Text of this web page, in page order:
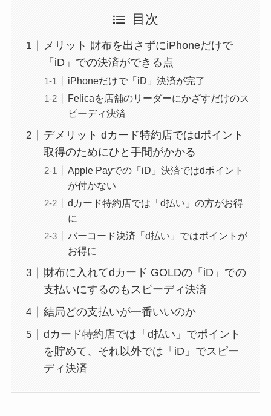
目次
メリット 財布を出さずにiPhoneだけで
「iD」での決済ができる点
iPhoneだけで「iD」決済が完了
Felicaを店舗のリーダーにかざすだけのス
ピーディ決済
デメリット dカード特約店ではdポイント
取得のためにひと手間がかかる
Apple Payでの「iD」決済ではdポイント
が付かない
dカード特約店では「d払い」の方がお得
に
バーコード決済「d払い」ではポイントが
お得に
財布に入れてdカード GOLDの「iD」での
支払いにするのもスピーディ決済
結局どの支払いが一番いいのか
dカード特約店では「d払い」でポイント
を貯めて、それ以外では「iD」でスピー
ディ決済